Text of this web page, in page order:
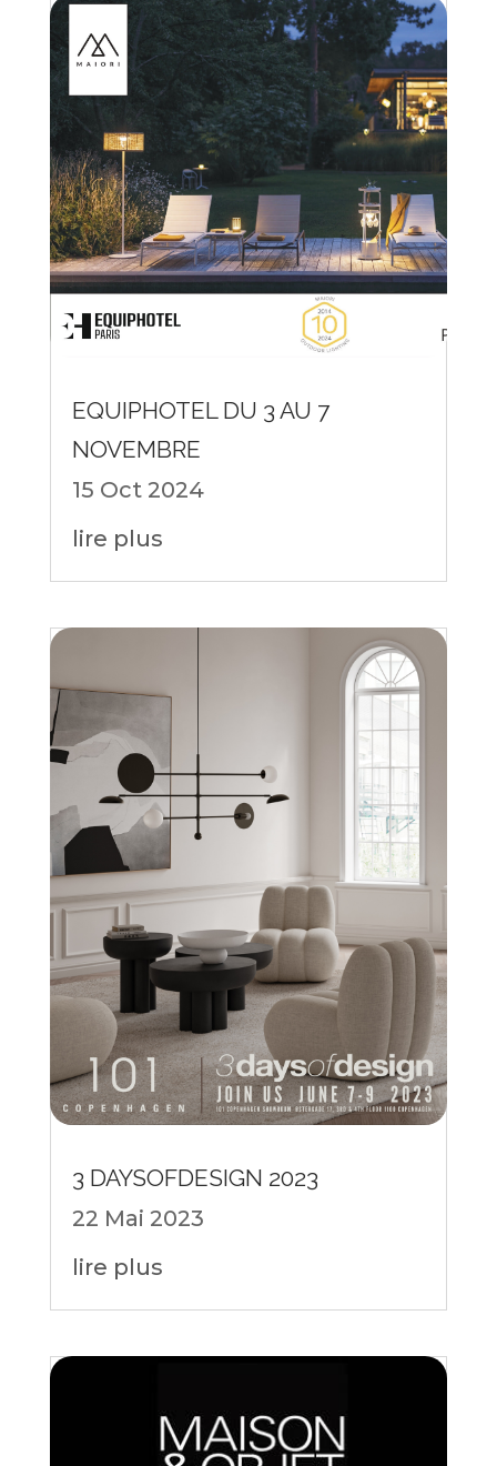
EQUIPHOTEL DU 3 AU 7
NOVEMBRE
15 Oct 2024
lire plus
3 DAYSOFDESIGN 2023
22 Mai 2023
lire plus